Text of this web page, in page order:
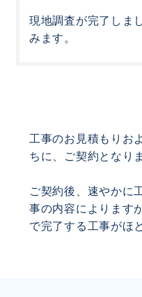
現地調査が完了しま
みます。
工事のお見積もりお
ちに、ご契約となり
ご契約後、速やかに
事の内容によります
で完了する工事がほ